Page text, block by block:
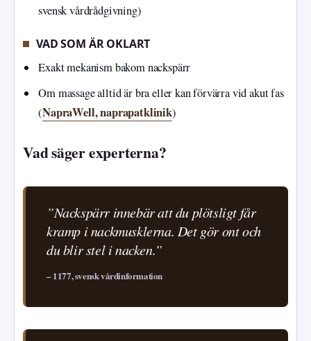
svensk vårdrådgivning)
VAD SOM ÄR OKLART
Exakt mekanism bakom nackspärr
Om massage alltid är bra eller kan förvärra vid akut fas
(NapraWell, naprapatklinik)
Vad säger experterna?
”Nackspärr innebär att du plötsligt får
kramp i nackmusklerna. Det gör ont och
du blir stel i nacken.”
– 1177, svensk vårdinformation